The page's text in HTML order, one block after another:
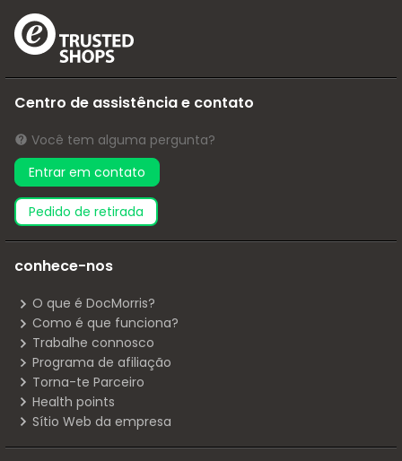
Centro de assistência e contato
Você tem alguma pergunta?
Entrar em contato
pedido de retirada
conhece-nos
O que é DocMorris?
Como é que funciona?
Trabalhe connosco
Programa de afiliação
Torna-te Parceiro
Health points
Sítio Web da empresa